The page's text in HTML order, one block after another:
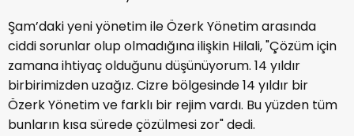
Şam’daki yeni yönetim ile Özerk Yönetim arasında
ciddi sorunlar olup olmadığına ilişkin Hilali, "Çözüm için
zamana ihtiyaç olduğunu düşünüyorum. 14 yıldır
birbirimizden uzağız. Cizre bölgesinde 14 yıldır bir
Özerk Yönetim ve farklı bir rejim vardı. Bu yüzden tüm
bunların kısa sürede çözülmesi zor" dedi.